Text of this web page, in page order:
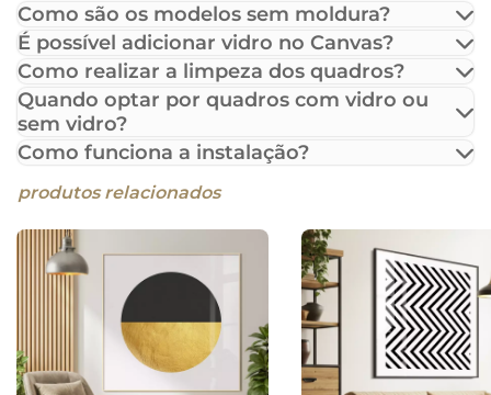
Como são os modelos sem moldura?
É possível adicionar vidro no Canvas?
Como realizar a limpeza dos quadros?
Quando optar por quadros com vidro ou
sem vidro?
Como funciona a instalação?
produtos relacionados